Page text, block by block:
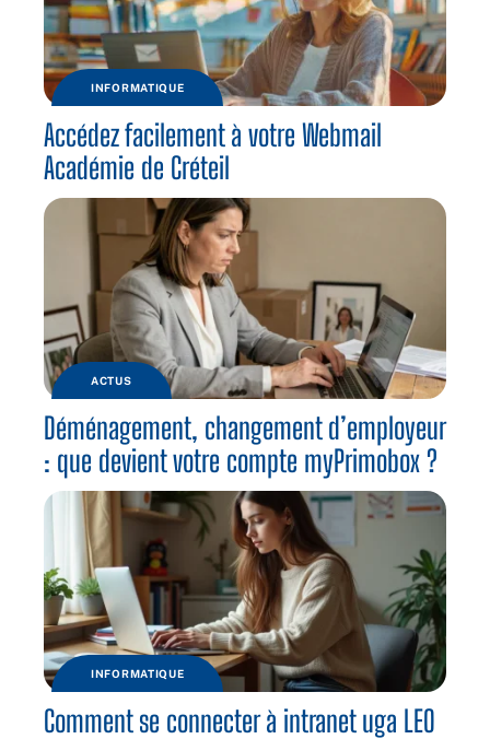
INFORMATIQUE
Accédez facilement à votre Webmail
Académie de Créteil
ACTUS
Déménagement, changement d’employeur
: que devient votre compte myPrimobox ?
INFORMATIQUE
Comment se connecter à intranet uga LEO